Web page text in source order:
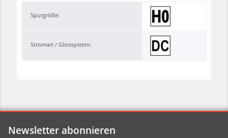
Spurgröße:
Stromart / Gleissystem:
Newsletter abonnieren